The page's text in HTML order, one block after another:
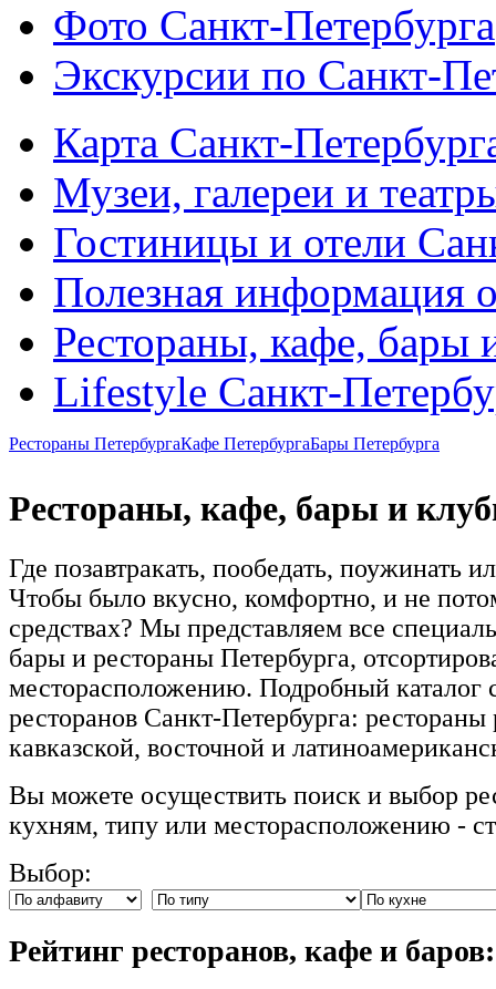
Фото Санкт-Петербурга
Экскурсии по Санкт-
Карта Санкт-
Музеи, галереи и
Гостиницы и отели
Полезная информация
Рестораны, кафе, бары
Lifestyle Санкт-
Рестораны ПетербургаКафе ПетербургаБары Петербурга
Рестораны, кафе, бары и
Где позавтракать, пообедать, поужинать
Чтобы было вкусно, комфортно, и не
средствах? Мы представляем все
бары и рестораны Петербурга,
месторасположению. Подробный каталог
ресторанов Санкт-Петербурга: рестораны
кавказской, восточной и
Вы можете осуществить поиск и выбор
кухням, типу или месторасположению -
Выбор:
Рейтинг ресторанов, кафе и баров: